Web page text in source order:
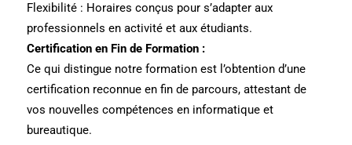
Flexibilité : Horaires conçus pour s’adapter aux
professionnels en activité et aux étudiants.
Certification en Fin de Formation :
Ce qui distingue notre formation est l’obtention d’une
certification reconnue en fin de parcours, attestant de
vos nouvelles compétences en informatique et
bureautique.